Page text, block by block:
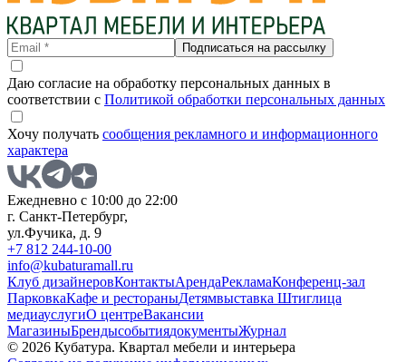
Подписаться на рассылку
Даю согласие на обработку персональных данных в
соответствии с Политикой обработки персональных данных
Хочу получать сообщения рекламного и информационного
характера
Ежедневно с 10:00 до 22:00
г. Санкт-Петербург,
ул.Фучика, д. 9
+7 812 244-10-00
info@kubaturamall.ru
Клуб дизайнеровКонтактыАрендаРекламаКонференц-зал
ПарковкаКафе и рестораныДетямвыставка Штиглица
медиауслугиО центреВакансии
МагазиныБрендысобытиядокументыЖурнал
© 2026 Кубатура. Квартал мебели и интерьера